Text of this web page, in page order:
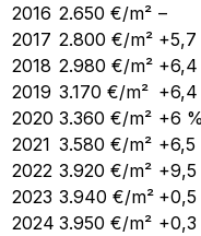
2016 2.650 €/m² –
2017 2.800 €/m² +5,7
2018 2.980 €/m² +6,4
2019 3.170 €/m² +6,4
2020 3.360 €/m² +6 %
2021 3.580 €/m² +6,5
2022 3.920 €/m² +9,5
2023 3.940 €/m² +0,5
2024 3.950 €/m² +0,3